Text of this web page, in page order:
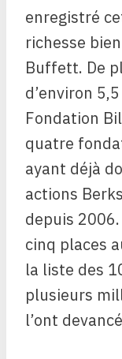
enregistré
richesse
Buffett. De
d’environ
Fondation
quatre
ayant déjà
actions
depuis
cinq places
la liste des
plusieurs
l’ont